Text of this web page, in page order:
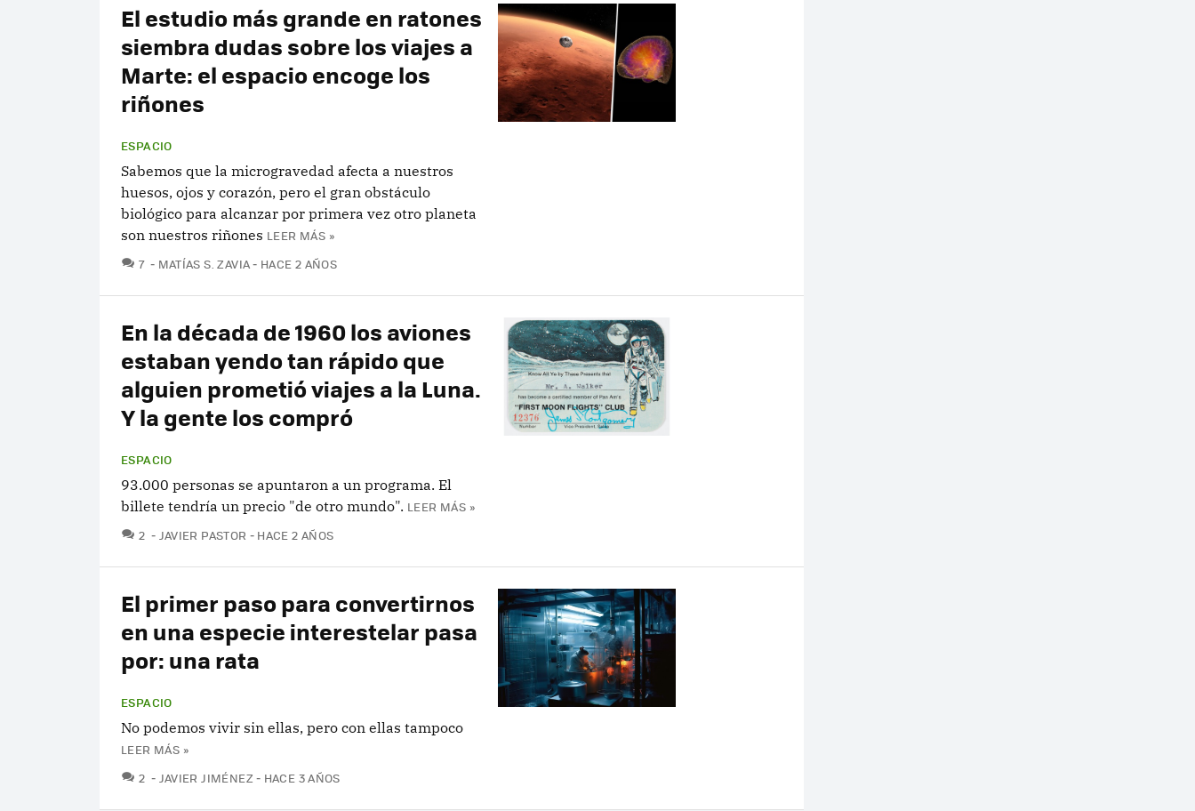
El estudio más grande en ratones
siembra dudas sobre los viajes a
Marte: el espacio encoge los
riñones
ESPACIO
Sabemos que la microgravedad afecta a nuestros
huesos, ojos y corazón, pero el gran obstáculo
biológico para alcanzar por primera vez otro planeta
son nuestros riñones LEER MÁS »
7 COMENTARIOS
MATÍAS S. ZAVIA HACE 2 AÑOS
En la década de 1960 los aviones
estaban yendo tan rápido que
alguien prometió viajes a la Luna.
Y la gente los compró
ESPACIO
93.000 personas se apuntaron a un programa. El
billete tendría un precio "de otro mundo". LEER MÁS »
2 COMENTARIOS
JAVIER PASTOR HACE 2 AÑOS
El primer paso para convertirnos
en una especie interestelar pasa
por: una rata
ESPACIO
No podemos vivir sin ellas, pero con ellas tampoco
LEER MÁS »
2 COMENTARIOS
JAVIER JIMÉNEZ HACE 3 AÑOS